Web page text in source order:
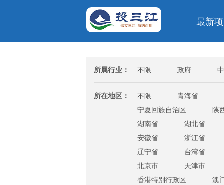
最新
所属行业： 不限 政府
所在地区：
不限 青海省
宁夏回族自治区
陕
湖南省
湖北省
安徽省
浙江省
辽宁省
台湾省
北京市
天津市
香港特别行政区
澳